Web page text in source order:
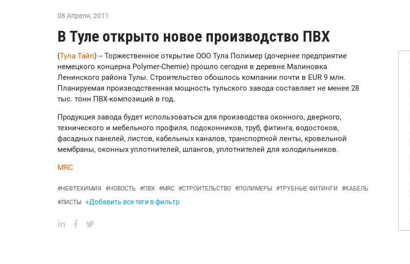
08 Апреля, 2011
В Туле открыто новое производство ПВХ
(Тула Тайп) -- Торжественное открытие ООО Тула Полимер (дочернее предприятие
немецкого концерна Polymer-Chemie) прошло сегодня в деревне Малиновка
Ленинского района Тулы. Cтроительство обошлось компании почти в EUR 9 млн.
Планируемая производственная мощность тульского завода составляет не менее 28
тыс. тонн ПВХ-композиций в год.
Продукция завода будет использоваться для производства оконного, дверного,
технического и мебельного профиля, подоконников, труб, фитинга, водостоков,
фасадных панелей, листов, кабельных каналов, транспортной ленты, кровельной
мембраны, оконных уплотнителей, шлангов, уплотнителей для холодильников.
MRC
#НЕФТЕХИМИЯ #НОВОСТЬ #ПВХ #MRC #СТРОИТЕЛЬСТВО #ПОЛИМЕРЫ #ТРУБНЫЕ ФИТИНГИ #КАБЕЛЬ
#ЛИСТЫ +Добавить все теги в фильтр